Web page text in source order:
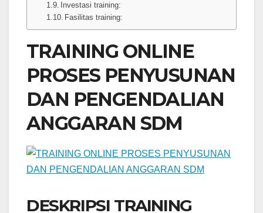
Investasi training:
Fasilitas training:
TRAINING ONLINE
PROSES PENYUSUNAN
DAN PENGENDALIAN
ANGGARAN SDM
DESKRIPSI TRAINING